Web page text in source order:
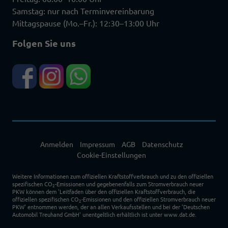
Samstag: nur nach Terminvereinbarung
Mittagspause (Mo.–Fr.): 12:30–13:00 Uhr
Folgen Sie uns
Anmelden Impressum AGB
Datenschutz
Cookie-Einstellungen
Weitere Informationen zum offiziellen Kraftstoffverbrauch und zu den offiziellen
spezifischen CO2-Emissionen und gegebenenfalls zum Stromverbrauch neuer
PKW können dem 'Leitfaden über den offiziellen Kraftstoffverbrauch, die
offiziellen spezifischen CO2-Emissionen und den offiziellen Stromverbrauch neuer
PKW' entnommen werden, der an allen Verkaufsstellen und bei der 'Deutschen
Automobil Treuhand GmbH' unentgeltlich erhältlich ist unter www.dat.de.